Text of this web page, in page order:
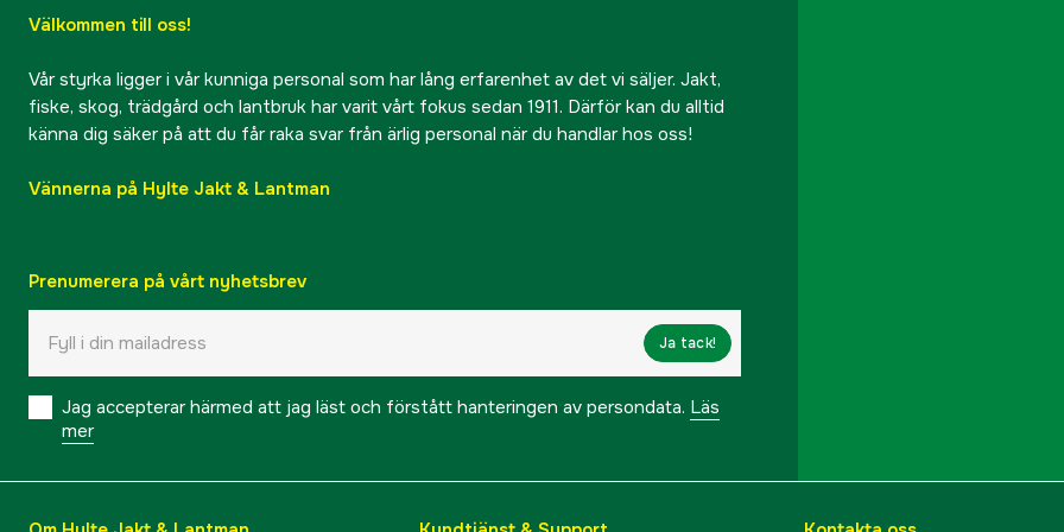
Välkommen till oss!
Vår styrka ligger i vår kunniga personal som har lång erfarenhet av det vi säljer. Jakt,
fiske, skog, trädgård och lantbruk har varit vårt fokus sedan 1911. Därför kan du alltid
känna dig säker på att du får raka svar från ärlig personal när du handlar hos oss!
Vännerna på Hylte Jakt & Lantman
Prenumerera på vårt nyhetsbrev
Ja tack!
Jag accepterar härmed att jag läst och förstått hanteringen av persondata. Läs
mer